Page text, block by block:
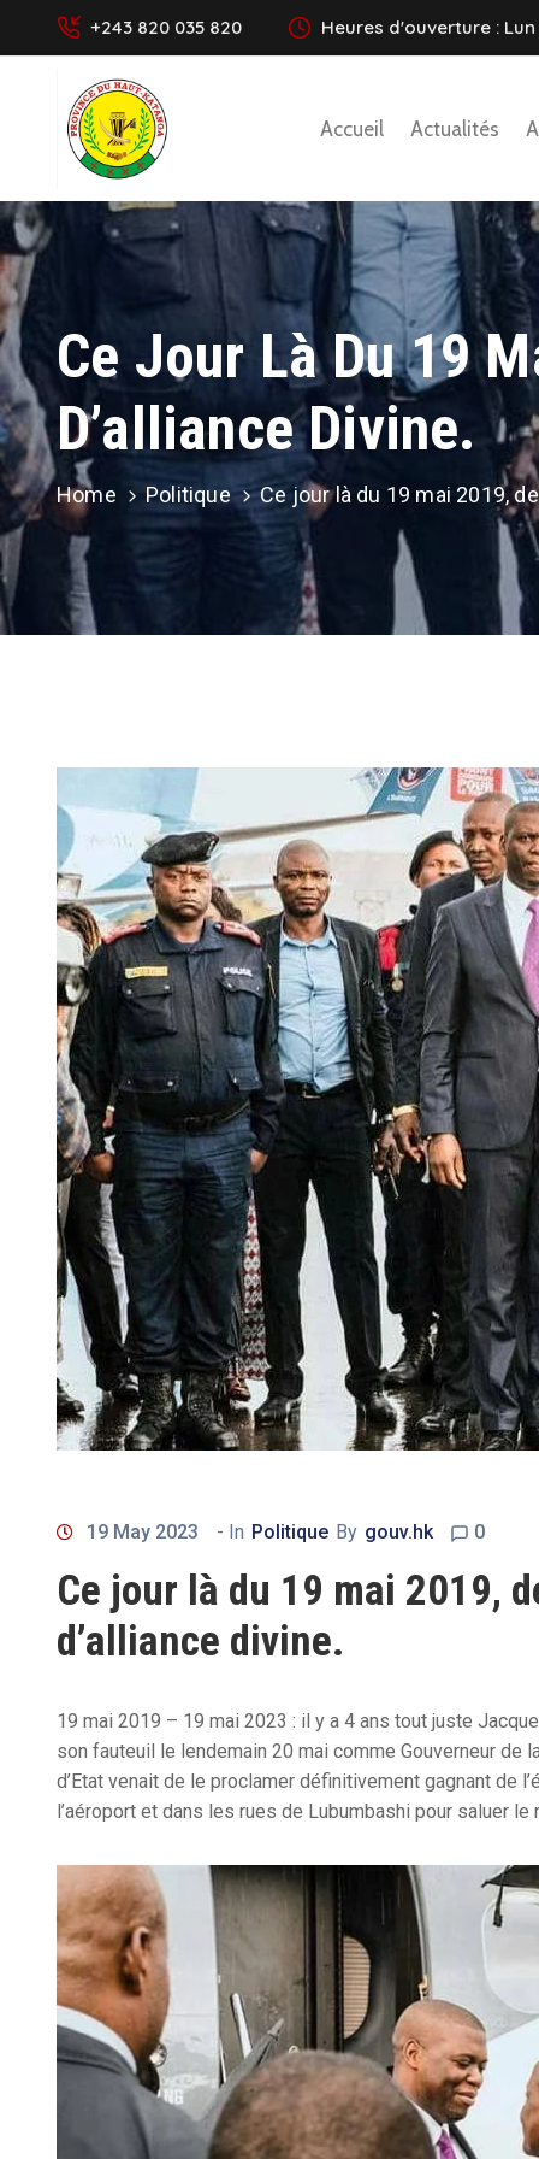
+243 820 035 820 Heures d'ouverture : Lun
Accueil Actualités
Ce Jour Là Du 19
D’alliance Divine.
Home Politique Ce jour là du 19 mai 2019,
19 May 2023 - In Politique By gouv.hk 0
Ce jour là du 19 mai 2019,
d’alliance divine.
19 mai 2019 – 19 mai 2023 : il y a 4 ans tout juste
son fauteuil le lendemain 20 mai comme Gouverneur de
d’Etat venait de le proclamer définitivement gagnant de
l’aéroport et dans les rues de Lubumbashi pour saluer le